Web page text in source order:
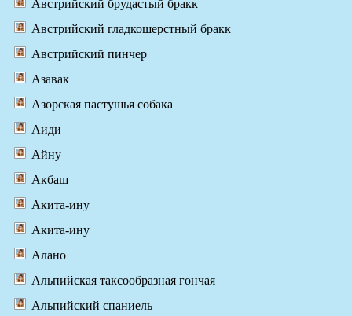
Австрийский брудастый бракк
Австрийский гладкошерстный бракк
Австрийский пинчер
Азавак
Азорская пастушья собака
Аиди
Айну
Акбаш
Акита-ину
Акита-ину
Алано
Альпийская таксообразная гончая
Альпийский спаниель